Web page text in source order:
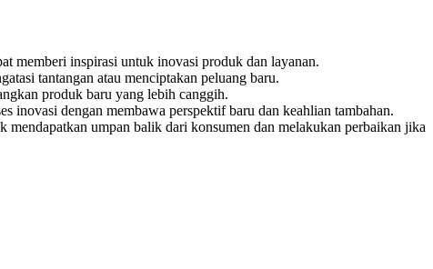
memberi inspirasi untuk inovasi produk dan layanan.
tantangan atau menciptakan peluang baru.
produk baru yang lebih canggih.
inovasi dengan membawa perspektif baru dan keahlian tambahan.
umpan balik dari konsumen dan melakukan perbaikan jika